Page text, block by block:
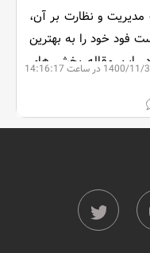
11/30 در ساعت 14:16:17
و نظارت بر آن،
فود خود را به بهترین
این مقاله بخش های